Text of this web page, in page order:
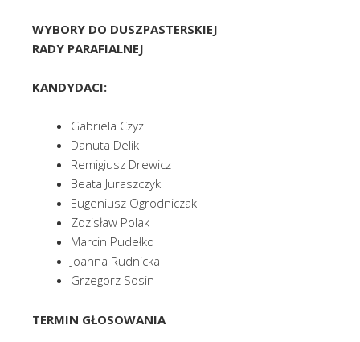
WYBORY DO DUSZPASTERSKIEJ
RADY PARAFIALNEJ
KANDYDACI:
Gabriela Czyż
Danuta Delik
Remigiusz Drewicz
Beata Juraszczyk
Eugeniusz Ogrodniczak
Zdzisław Polak
Marcin Pudełko
Joanna Rudnicka
Grzegorz Sosin
TERMIN GŁOSOWANIA